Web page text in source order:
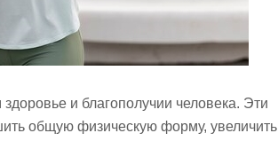
и благополучии человека. Эти
общую физическую форму, увеличить